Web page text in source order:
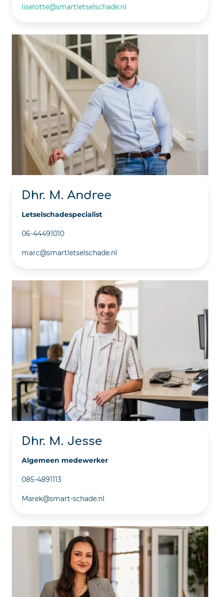
liselotte@smartletselschade.nl
Dhr. M. Andree
Letselschadespecialist
06-44491010
marc@smartletselschade.nl
Dhr. M. Jesse
Algemeen medewerker
085-4891113
Marek@smart-schade.nl